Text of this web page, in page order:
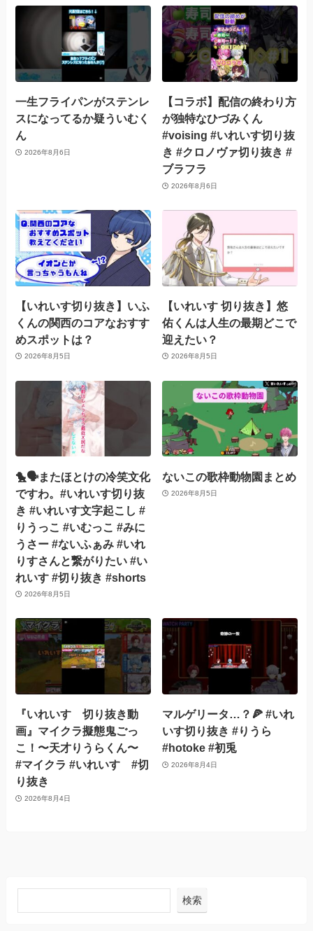
一生フライパンがステンレ
スになってるか疑ういむく
ん
2026年8月6日
【コラボ】配信の終わり方
が独特なひづみくん
#voising #いれいす切り抜
き #クロノヴァ切り抜き #
ブラフラ
2026年8月6日
【いれいす切り抜き】いふ
くんの関西のコアなおすす
めスポットは？
2026年8月5日
【いれいす 切り抜き】悠
佑くんは人生の最期どこで
迎えたい？
2026年8月5日
🐤🗣️またほとけの冷笑文化
ですわ。#いれいす切り抜
き #いれいす文字起こし #
りうっこ #いむっこ #みに
うさー #ないふぁみ #いれ
りすさんと繋がりたい #い
れいす #切り抜き #shorts
2026年8月5日
ないこの歌枠動物園まとめ
2026年8月5日
『いれいす 切り抜き動
画』マイクラ擬態鬼ごっ
こ！〜天才りうらくん〜
#マイクラ #いれいす #切
り抜き
2026年8月4日
マルゲリータ…？🍕 #いれ
いす切り抜き #りうら
#hotoke #初兎
2026年8月4日
検索